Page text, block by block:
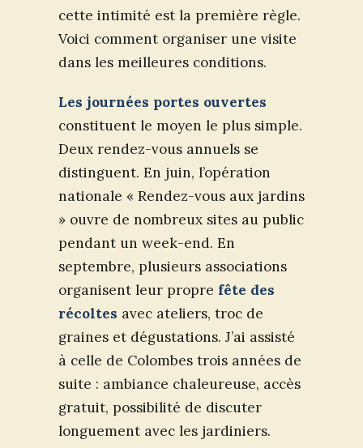
cette intimité est la première règle.
Voici comment organiser une visite
dans les meilleures conditions.
Les journées portes ouvertes
constituent le moyen le plus simple.
Deux rendez-vous annuels se
distinguent. En juin, l’opération
nationale « Rendez-vous aux jardins
» ouvre de nombreux sites au public
pendant un week-end. En
septembre, plusieurs associations
organisent leur propre fête des
récoltes avec ateliers, troc de
graines et dégustations. J’ai assisté
à celle de Colombes trois années de
suite : ambiance chaleureuse, accès
gratuit, possibilité de discuter
longuement avec les jardiniers.